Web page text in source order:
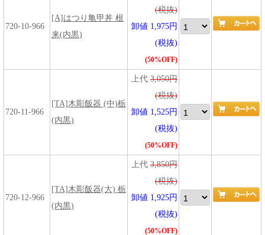
720-10-966
[A]はつり亀甲丼 根
来(内黒)
(税抜)
卸値 1,975円
(税抜)
(50%OFF)
720-11-966
[TA]木彫飯器 (中)栃
(内黒)
上代 3,050円
(税抜)
卸値 1,525円
(税抜)
(50%OFF)
720-12-966
[TA]木彫飯器(大) 栃
(内黒)
上代 3,850円
(税抜)
卸値 1,925円
(税抜)
(50%OFF)